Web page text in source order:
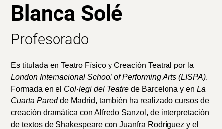
Blanca Solé
Profesorado
Es titulada en Teatro Físico y Creación Teatral por la
London Internacional School of Performing Arts (LISPA).
Formada en el Col·legi del Teatrede Barcelona y enLa
Cuarta Paredde Madrid, también ha realizado cursos de
creación dramática con Alfredo Sanzol, de interpretación
de textos de Shakespeare con Juanfra Rodríguez y el